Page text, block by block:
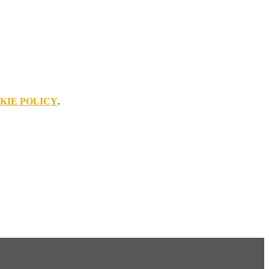
POLICY.